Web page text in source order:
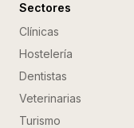
Sectores
Clínicas
Hostelería
Dentistas
Veterinarias
Turismo